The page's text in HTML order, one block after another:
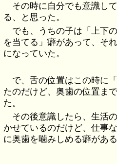
その時に自分でも意識し
る、と思った。
でも、うちの子は「上下
を当てる」癖があって、そ
になっていた。
で、舌の位置はこの時に
たのだけど、奥歯の位置ま
た。
その後意識したら、生活
かせているのだけど、仕事
に奥歯を噛みしめる癖があ